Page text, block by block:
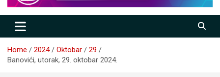
Home 2024 Oktobar
29
Banovići, utorak, 29. oktobar 2024.